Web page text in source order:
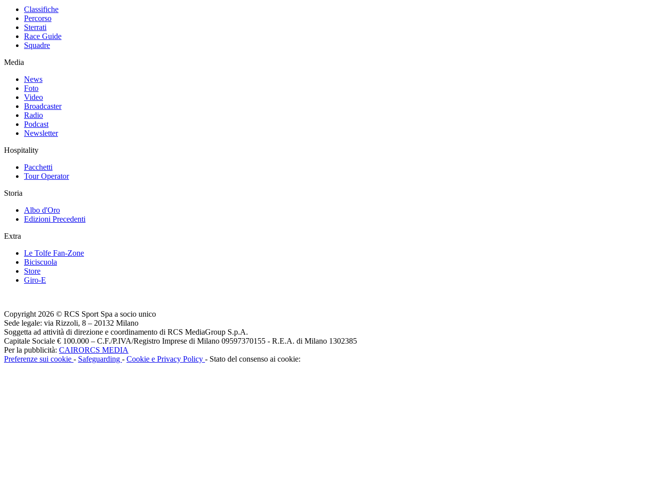
Classifiche
Percorso
Sterrati
Race Guide
Squadre
Media
News
Foto
Video
Broadcaster
Radio
Podcast
Newsletter
Hospitality
Pacchetti
Tour Operator
Storia
Albo d'Oro
Edizioni Precedenti
Extra
Le Tolfe Fan-Zone
Biciscuola
Store
Giro-E
Copyright 2026 © RCS Sport Spa a socio unico
Sede legale: via Rizzoli, 8 – 20132 Milano
Soggetta ad attività di direzione e coordinamento di RCS MediaGroup S.p.A.
Capitale Sociale € 100.000 – C.F./P.IVA/Registro Imprese di Milano 09597370155 - R.E.A. di Milano 1302385
Per la pubblicità: CAIRORCS MEDIA
Preferenze sui cookie - Safeguarding - Cookie e Privacy Policy - Stato del consenso ai cookie: